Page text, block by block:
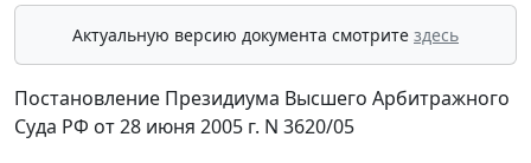
Актуальную версию документа смотрите здесь
Постановление Президиума Высшего Арбитражного
Суда РФ от 28 июня 2005 г. N 3620/05